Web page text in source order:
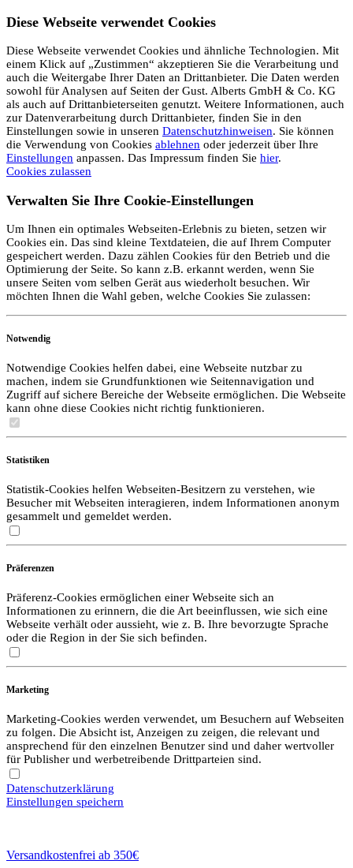
Diese Webseite verwendet Cookies
Diese Webseite verwendet Cookies und ähnliche Technologien. Mit
einem Klick auf „Zustimmen“ akzeptieren Sie die Verarbeitung und
auch die Weitergabe Ihrer Daten an Drittanbieter. Die Daten werden
sowohl für Analysen auf Seiten der Gust. Alberts GmbH & Co. KG
als auch auf Drittanbieterseiten genutzt. Weitere Informationen, auch
zur Datenverarbeitung durch Drittanbieter, finden Sie in den
Einstellungen sowie in unseren Datenschutzhinweisen. Sie können
die Verwendung von Cookies ablehnen oder jederzeit über Ihre
Einstellungen anpassen. Das Impressum finden Sie hier.
Cookies zulassen
Verwalten Sie Ihre Cookie-Einstellungen
Um Ihnen ein optimales Webseiten-Erlebnis zu bieten, setzen wir
Cookies ein. Das sind kleine Textdateien, die auf Ihrem Computer
gespeichert werden. Dazu zählen Cookies für den Betrieb und die
Optimierung der Seite. So kann z.B. erkannt werden, wenn Sie
unsere Seiten vom selben Gerät aus wiederholt besuchen. Wir
möchten Ihnen die Wahl geben, welche Cookies Sie zulassen:
Notwendig
Notwendige Cookies helfen dabei, eine Webseite nutzbar zu
machen, indem sie Grundfunktionen wie Seitennavigation und
Zugriff auf sichere Bereiche der Webseite ermöglichen. Die Webseite
kann ohne diese Cookies nicht richtig funktionieren.
Statistiken
Statistik-Cookies helfen Webseiten-Besitzern zu verstehen, wie
Besucher mit Webseiten interagieren, indem Informationen anonym
gesammelt und gemeldet werden.
Präferenzen
Präferenz-Cookies ermöglichen einer Webseite sich an
Informationen zu erinnern, die die Art beeinflussen, wie sich eine
Webseite verhält oder aussieht, wie z. B. Ihre bevorzugte Sprache
oder die Region in der Sie sich befinden.
Marketing
Marketing-Cookies werden verwendet, um Besuchern auf Webseiten
zu folgen. Die Absicht ist, Anzeigen zu zeigen, die relevant und
ansprechend für den einzelnen Benutzer sind und daher wertvoller
für Publisher und werbetreibende Drittparteien sind.
Datenschutzerklärung
Einstellungen speichern
Versandkostenfrei ab 350€